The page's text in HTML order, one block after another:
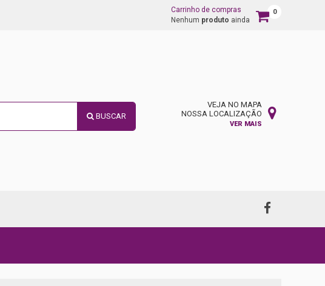
Carrinho
Carrinho de compras
Nenhum produto ainda
0
BUSCAR
VEJA NO MAPA
NOSSA LOCALIZAÇÃO
VER MAIS